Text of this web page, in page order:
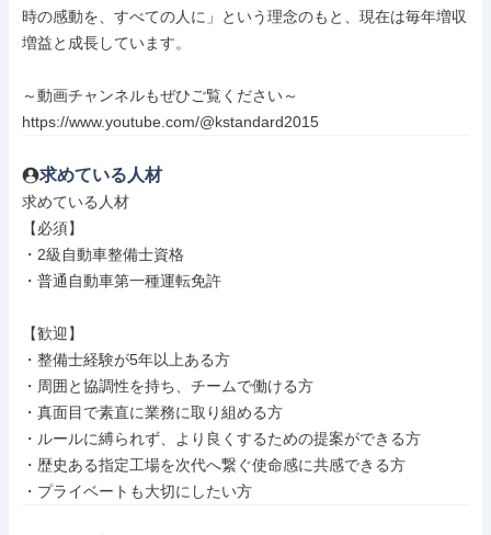
時の感動を、すべての人に」という理念のもと、現在は毎年増収
増益と成長しています。
～動画チャンネルもぜひご覧ください～
https://www.youtube.com/@kstandard2015
求めている人材
求めている人材
【必須】
・2級自動車整備士資格
・普通自動車第一種運転免許
【歓迎】
・整備士経験が5年以上ある方
・周囲と協調性を持ち、チームで働ける方
・真面目で素直に業務に取り組める方
・ルールに縛られず、より良くするための提案ができる方
・歴史ある指定工場を次代へ繋ぐ使命感に共感できる方
・プライベートも大切にしたい方